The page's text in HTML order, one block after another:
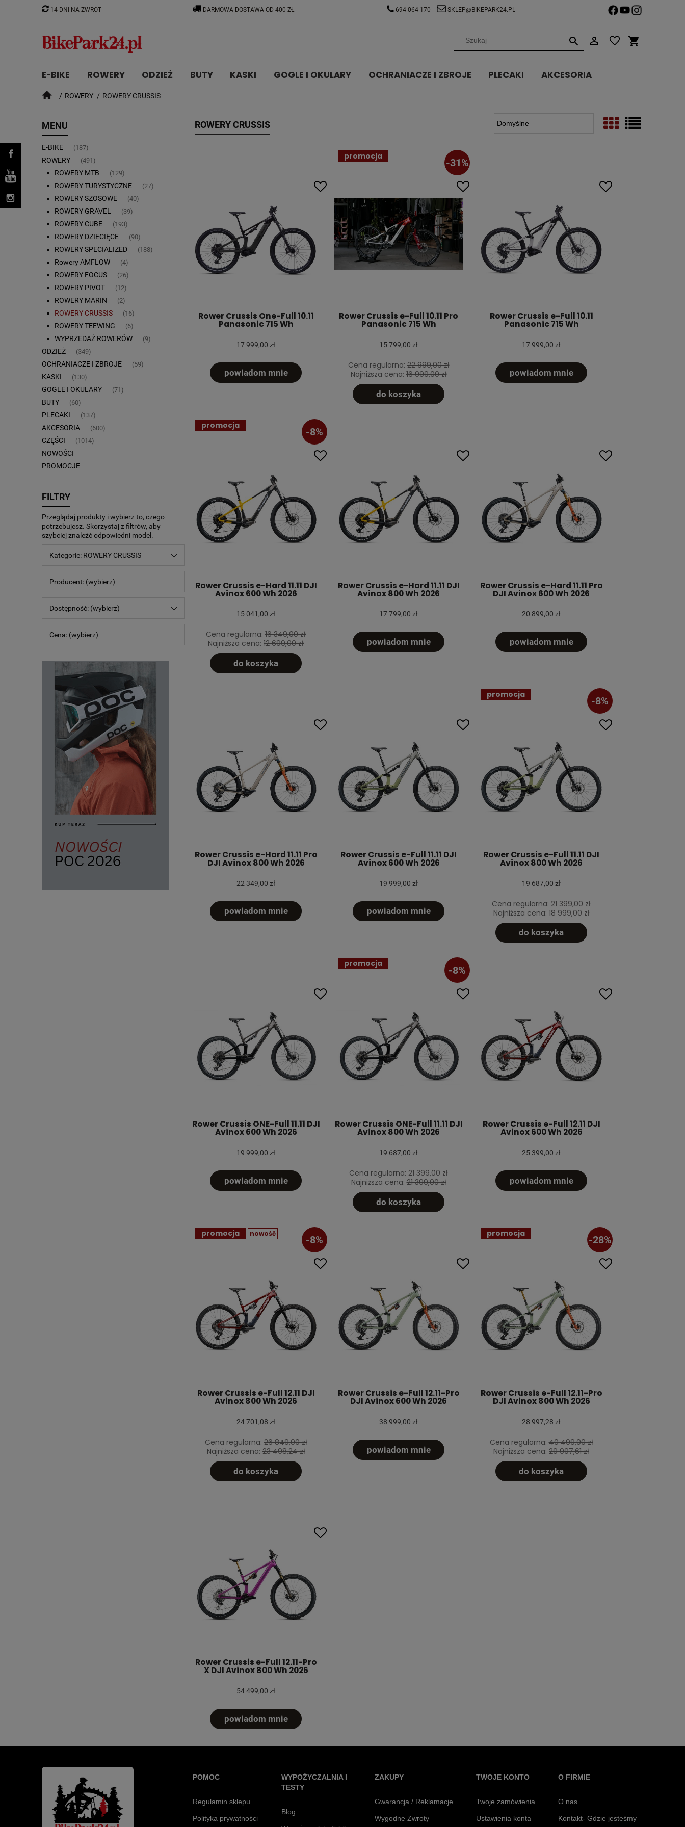
14-DNI NA ZWROT DARMOWA DOSTAWA OD 400 ZŁ 694 064 170 SKLEP@BIKEPARK24.PL
E-BIKE ROWERY ODZIEŻ BUTY KASKI GOGLE I OKULARY OCHRANIACZE I ZBROJE PLECAKI
AKCESORIA
CZĘŚCIROWERY ROWERY CRUSSIS
MENU
E-BIKE (187)
ROWERY (491)
ROWERY MTB (129)
ROWERY TURYSTYCZNE (27)
ROWERY SZOSOWE (40)
ROWERY GRAVEL (39)
ROWERY CUBE (193)
ROWERY DZIECIĘCE (90)
ROWERY SPECIALIZED (188)
Rowery AMFLOW (4)
ROWERY FOCUS (26)
ROWERY PIVOT (12)
ROWERY MARIN (2)
ROWERY CRUSSIS (16)
ROWERY TEEWING (6)
WYPRZEDAŻ ROWERÓW (9)
ODZIEŻ (349)
OCHRANIACZE I ZBROJE (59)
KASKI (130)
GOGLE I OKULARY (71)
BUTY (60)
PLECAKI (137)
AKCESORIA (600)
CZĘŚCI (1014)
NOWOŚCI
PROMOCJE
FILTRY
Przeglądaj produkty i wybierz to, czego
potrzebujesz. Skorzystaj z filtrów, aby
szybciej znaleźć odpowiedni model.
Kategorie: ROWERY CRUSSIS
Producent: (wybierz)
Dostępność: (wybierz)
Cena: (wybierz)
ROWERY CRUSSIS
Rower Crussis One-Full 10.11
Panasonic 715 Wh
17 999,00 zł
powiadom mnie
Rower Crussis e-Full 10.11 Pro
Panasonic 715 Wh
15 799,00 zł
Cena regularna:22 999,00 zł
Najniższa cena:16 999,00 zł
do koszyka
promocja
-31%
Rower Crussis e-Full 10.11
Panasonic 715 Wh
17 999,00 zł
powiadom mnie
Rower Crussis e-Hard 11.11 DJI
Avinox 600 Wh 2026
15 041,00 zł
Cena regularna: 16 349,00 zł
Najniższa cena: 12 699,00 zł
do koszyka
promocja
-8%
Rower Crussis e-Hard 11.11 DJI
Avinox 800 Wh 2026
17 799,00 zł
powiadom mnie
Rower Crussis e-Hard 11.11 Pro
DJI Avinox 600 Wh 2026
20 899,00 zł
powiadom mnie
Rower Crussis e-Hard 11.11 Pro
DJI Avinox 800 Wh 2026
22 349,00 zł
powiadom mnie
Rower Crussis e-Full 11.11 DJI
Avinox 600 Wh 2026
19 999,00 zł
powiadom mnie
Rower Crussis e-Full 11.11 DJI
Avinox 800 Wh 2026
19 687,00 zł
Cena regularna: 21 399,00 zł
Najniższa cena:18 999,00 zł
do koszyka
promocja
-8%
Rower Crussis ONE-Full 11.11 DJI
Avinox 600 Wh 2026
19 999,00 zł
powiadom mnie
Rower Crussis ONE-Full 11.11 DJI
Avinox 800 Wh 2026
19 687,00 zł
Cena regularna: 21 399,00 zł
Najniższa cena:21 399,00 zł
do koszyka
promocja
-8%
Rower Crussis e-Full 12.11 DJI
Avinox 600 Wh 2026
25 399,00 zł
powiadom mnie
Rower Crussis e-Full 12.11 DJI
Avinox 800 Wh 2026
24 701,08 zł
Cena regularna:26 849,00 zł
Najniższa cena:23 498,24 zł
do koszyka
promocja nowość
-8%
Rower Crussis e-Full 12.11-Pro
DJI Avinox 600 Wh 2026
38 999,00 zł
powiadom mnie
Rower Crussis e-Full 12.11-Pro
DJI Avinox 800 Wh 2026
28 997,28 zł
Cena regularna:40 499,00 zł
Najniższa cena: 29 997,61 zł
do koszyka
promocja
-28%
Rower Crussis e-Full 12.11-Pro
X DJI Avinox 800 Wh 2026
54 499,00 zł
powiadom mnie
POMOC
Regulamin sklepu
Polityka prywatności
WYPOŻYCZALNIA I
TESTY
Blog
ZAKUPY
Gwarancja / Reklamacje
Wygodne Zwroty
TWOJE KONTO
Twoje zamówienia
Ustawienia konta
O FIRMIE
O nas
Kontakt- Gdzie jesteśmy